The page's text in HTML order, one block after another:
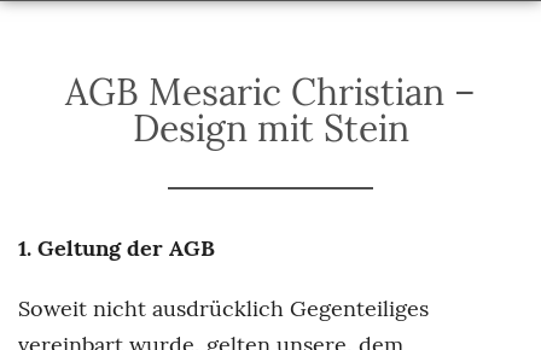
AGB Mesaric Christian –
Design mit Stein
1. Geltung der AGB
Soweit nicht ausdrücklich Gegenteiliges